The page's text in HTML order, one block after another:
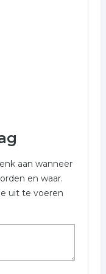
aan wanneer
en waar.
uit te voeren